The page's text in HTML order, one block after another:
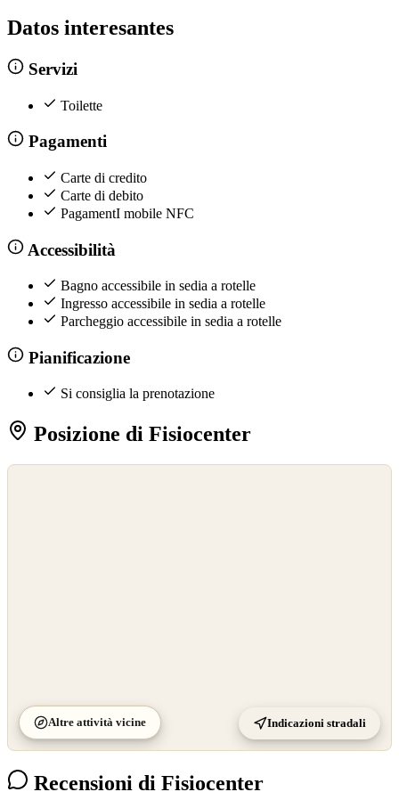
Datos interesantes
Servizi
Toilette
Pagamenti
Carte di credito
Carte di debito
PagamentI mobile NFC
Accessibilità
Bagno accessibile in sedia a rotelle
Ingresso accessibile in sedia a rotelle
Parcheggio accessibile in sedia a rotelle
Pianificazione
Si consiglia la prenotazione
Posizione di Fisiocenter
Altre attività vicine Indicazioni stradali
Recensioni di Fisiocenter